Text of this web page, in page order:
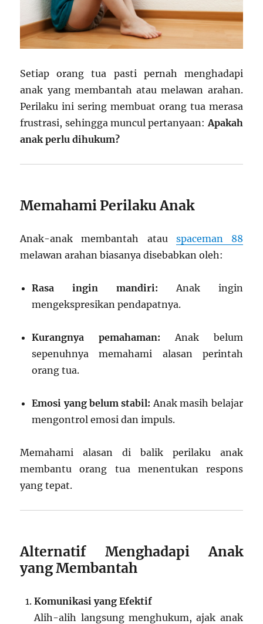
Setiap orang tua pasti pernah menghadapi
anak yang membantah atau melawan arahan.
Perilaku ini sering membuat orang tua merasa
frustrasi, sehingga muncul pertanyaan: Apakah
anak perlu dihukum?
Memahami Perilaku Anak
Anak-anak membantah atau spaceman 88
melawan arahan biasanya disebabkan oleh:
Rasa ingin mandiri: Anak ingin
mengekspresikan pendapatnya.
Kurangnya pemahaman: Anak belum
sepenuhnya memahami alasan perintah
orang tua.
Emosi yang belum stabil: Anak masih belajar
mengontrol emosi dan impuls.
Memahami alasan di balik perilaku anak
membantu orang tua menentukan respons
yang tepat.
Alternatif Menghadapi Anak
yang Membantah
Komunikasi yang Efektif
Alih-alih langsung menghukum, ajak anak